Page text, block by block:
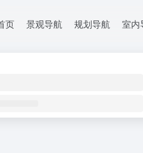
页 景观导航 规划导航 室内